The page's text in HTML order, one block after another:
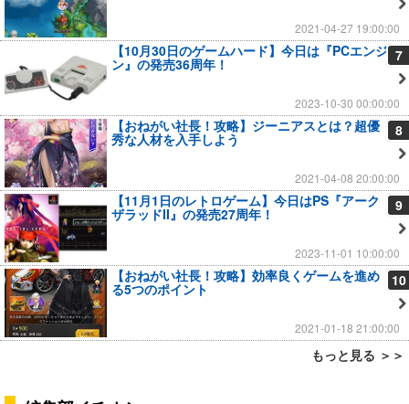
2021-04-27 19:00:00
7
【10月30日のゲームハード】今日は『PCエンジ
ン』の発売36周年！
2023-10-30 00:00:00
8
【おねがい社長！攻略】ジーニアスとは？超優
秀な人材を入手しよう
2021-04-08 20:00:00
9
【11月1日のレトロゲーム】今日はPS『アーク
ザラッドII』の発売27周年！
2023-11-01 10:00:00
10
【おねがい社長！攻略】効率良くゲームを進め
る5つのポイント
2021-01-18 21:00:00
もっと見る ＞＞